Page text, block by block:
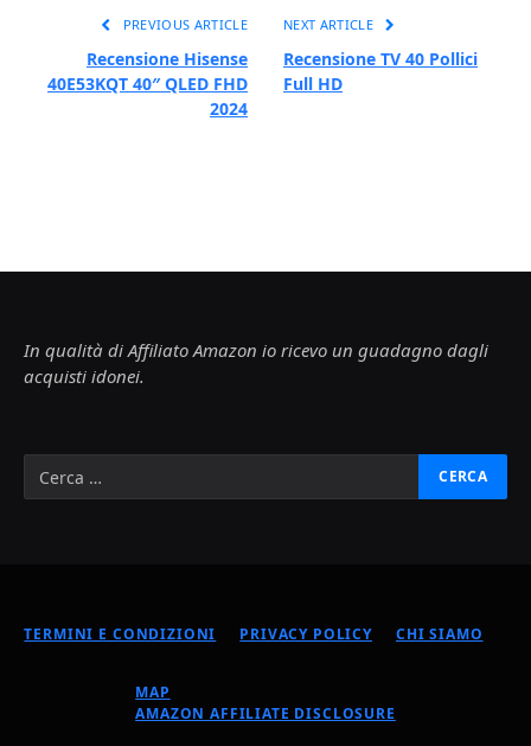
PREVIOUS ARTICLE
Recensione Hisense
40E53KQT 40″ QLED FHD
2024
NEXT ARTICLE
Recensione TV 40 Pollici
Full HD
In qualità di Affiliato Amazon io ricevo un guadagno dagli
acquisti idonei.
TERMINI E CONDIZIONI PRIVACY POLICY CHI SIAMO
MAP
AMAZON AFFILIATE DISCLOSURE